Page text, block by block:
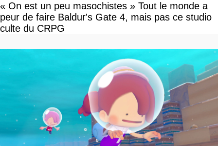
« On est un peu masochistes » Tout le monde a
peur de faire Baldur's Gate 4, mais pas ce studio
culte du CRPG